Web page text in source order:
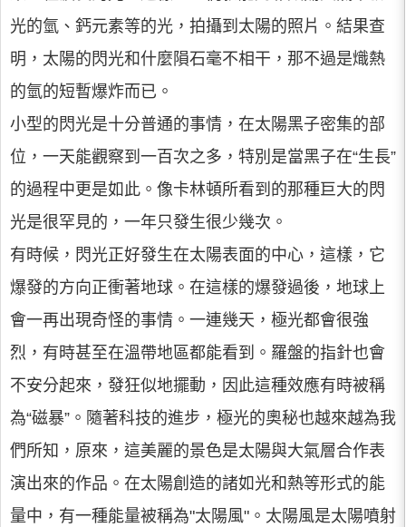
光的氫、鈣元素等的光，拍攝到太陽的照片。結果查
明，太陽的閃光和什麼隕石毫不相干，那不過是熾熱
的氫的短暫爆炸而已。
小型的閃光是十分普通的事情，在太陽黑子密集的部
位，一天能觀察到一百次之多，特別是當黑子在“生長”
的過程中更是如此。像卡林頓所看到的那種巨大的閃
光是很罕見的，一年只發生很少幾次。
有時候，閃光正好發生在太陽表面的中心，這樣，它
爆發的方向正衝著地球。在這樣的爆發過後，地球上
會一再出現奇怪的事情。一連幾天，極光都會很強
烈，有時甚至在溫帶地區都能看到。羅盤的指針也會
不安分起來，發狂似地擺動，因此這種效應有時被稱
為“磁暴”。隨著科技的進步，極光的奧秘也越來越為我
們所知，原來，這美麗的景色是太陽與大氣層合作表
演出來的作品。在太陽創造的諸如光和熱等形式的能
量中，有一種能量被稱為"太陽風"。太陽風是太陽噴射